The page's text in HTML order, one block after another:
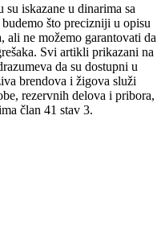
su iskazane u dinarima sa
što precizniji u opisu
ali ne možemo garantovati da
Svi artikli prikazani na
da su dostupni u
brendova i žigova služi
rezervnih delova i pribora,
član 41 stav 3.